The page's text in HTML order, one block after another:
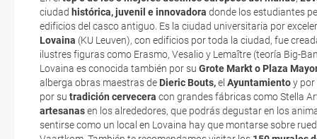
ciudad histórica, juvenil e innovadora donde los estudiantes
edificios del casco antiguo. Es la ciudad universitaria por
Lovaina (KU Leuven), con edificios por toda la ciudad, fue
ilustres figuras como Erasmo, Vesalio y Lemaître (teoría Big-
Lovaina es conocida también por su Grote Markt o Plaza
alberga obras maestras de Dieric Bouts,el Ayuntamientoy por
por su tradición cervecera con grandes fábricas como Stella
artesanasen los alrededores, que podrás degustar en los
sentirse como un local en Lovaina hay que montarse sobre
Gastronomía y productos típicos
Tradición cervecera
Cicloturismo
Documentación y descuentos
Embajadas y Consulados
¿Cómo llegar?
La documentación de tu reserva te será enviada por mail en el
esté realizado completamente.
Respecto a las tarjetas de embarque, casi todas las compañías
electrónicos por lo que podrás obtenerlas directamente en los
realizando el check-in por su web.
Eso sí, deberás estar atento si viajas con una compañía low cost,
exigen la presentación de la tarjeta de embarque (que deberás